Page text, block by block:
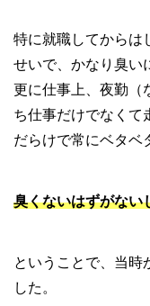
特に就職してからは
せいで、かなり臭い
更に仕事上、夜勤（
ち仕事だけでなくて
だらけで常にベタベ
臭くないはずがない
ということで、当時
した。